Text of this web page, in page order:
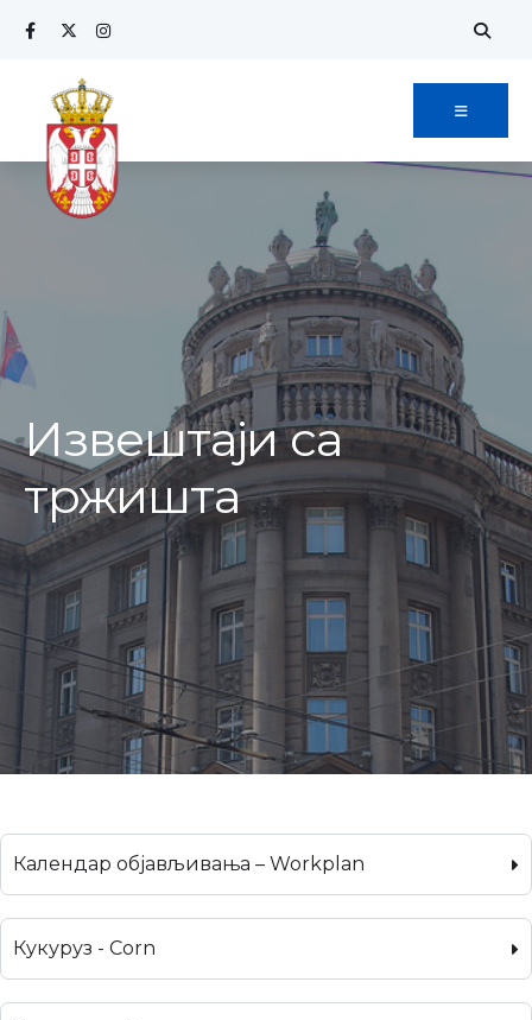
Извештаји са
тржишта
Календар објављивања – Workplan
Кукуруз - Corn